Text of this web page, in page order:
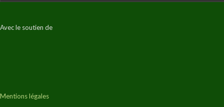
Avec le soutien de
Mentions légales